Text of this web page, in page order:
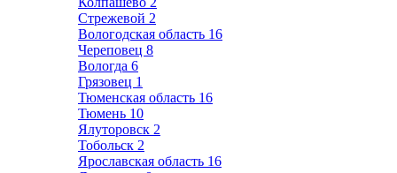
Стрежевой 2
Вологодская область 16
Череповец 8
Вологда 6
Грязовец 1
Тюменская область 16
Тюмень 10
Ялуторовск 2
Тобольск 2
Ярославская область 16